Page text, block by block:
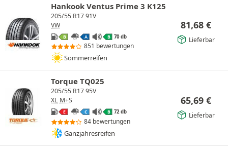
Hankook Ventus Prime 3 K125
205/55 R17 91V
VW
B A B 70 db
851 bewertungen
Sommerreifen
81,68 €
Lieferbar
Torque TQ025
205/55 R17 95V
XL M+S
E C B 72 db
84 bewertungen
Ganzjahresreifen
65,69 €
Lieferbar